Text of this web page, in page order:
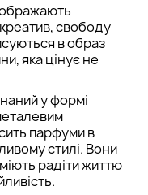
свободу
в образ
яка цінує не
у формі
парфуми в
стилі. Вони
радіти життю